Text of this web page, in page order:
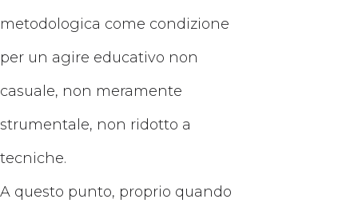
metodologica come condizione
per un agire educativo non
casuale, non meramente
strumentale, non ridotto a
tecniche.
A questo punto, proprio quando